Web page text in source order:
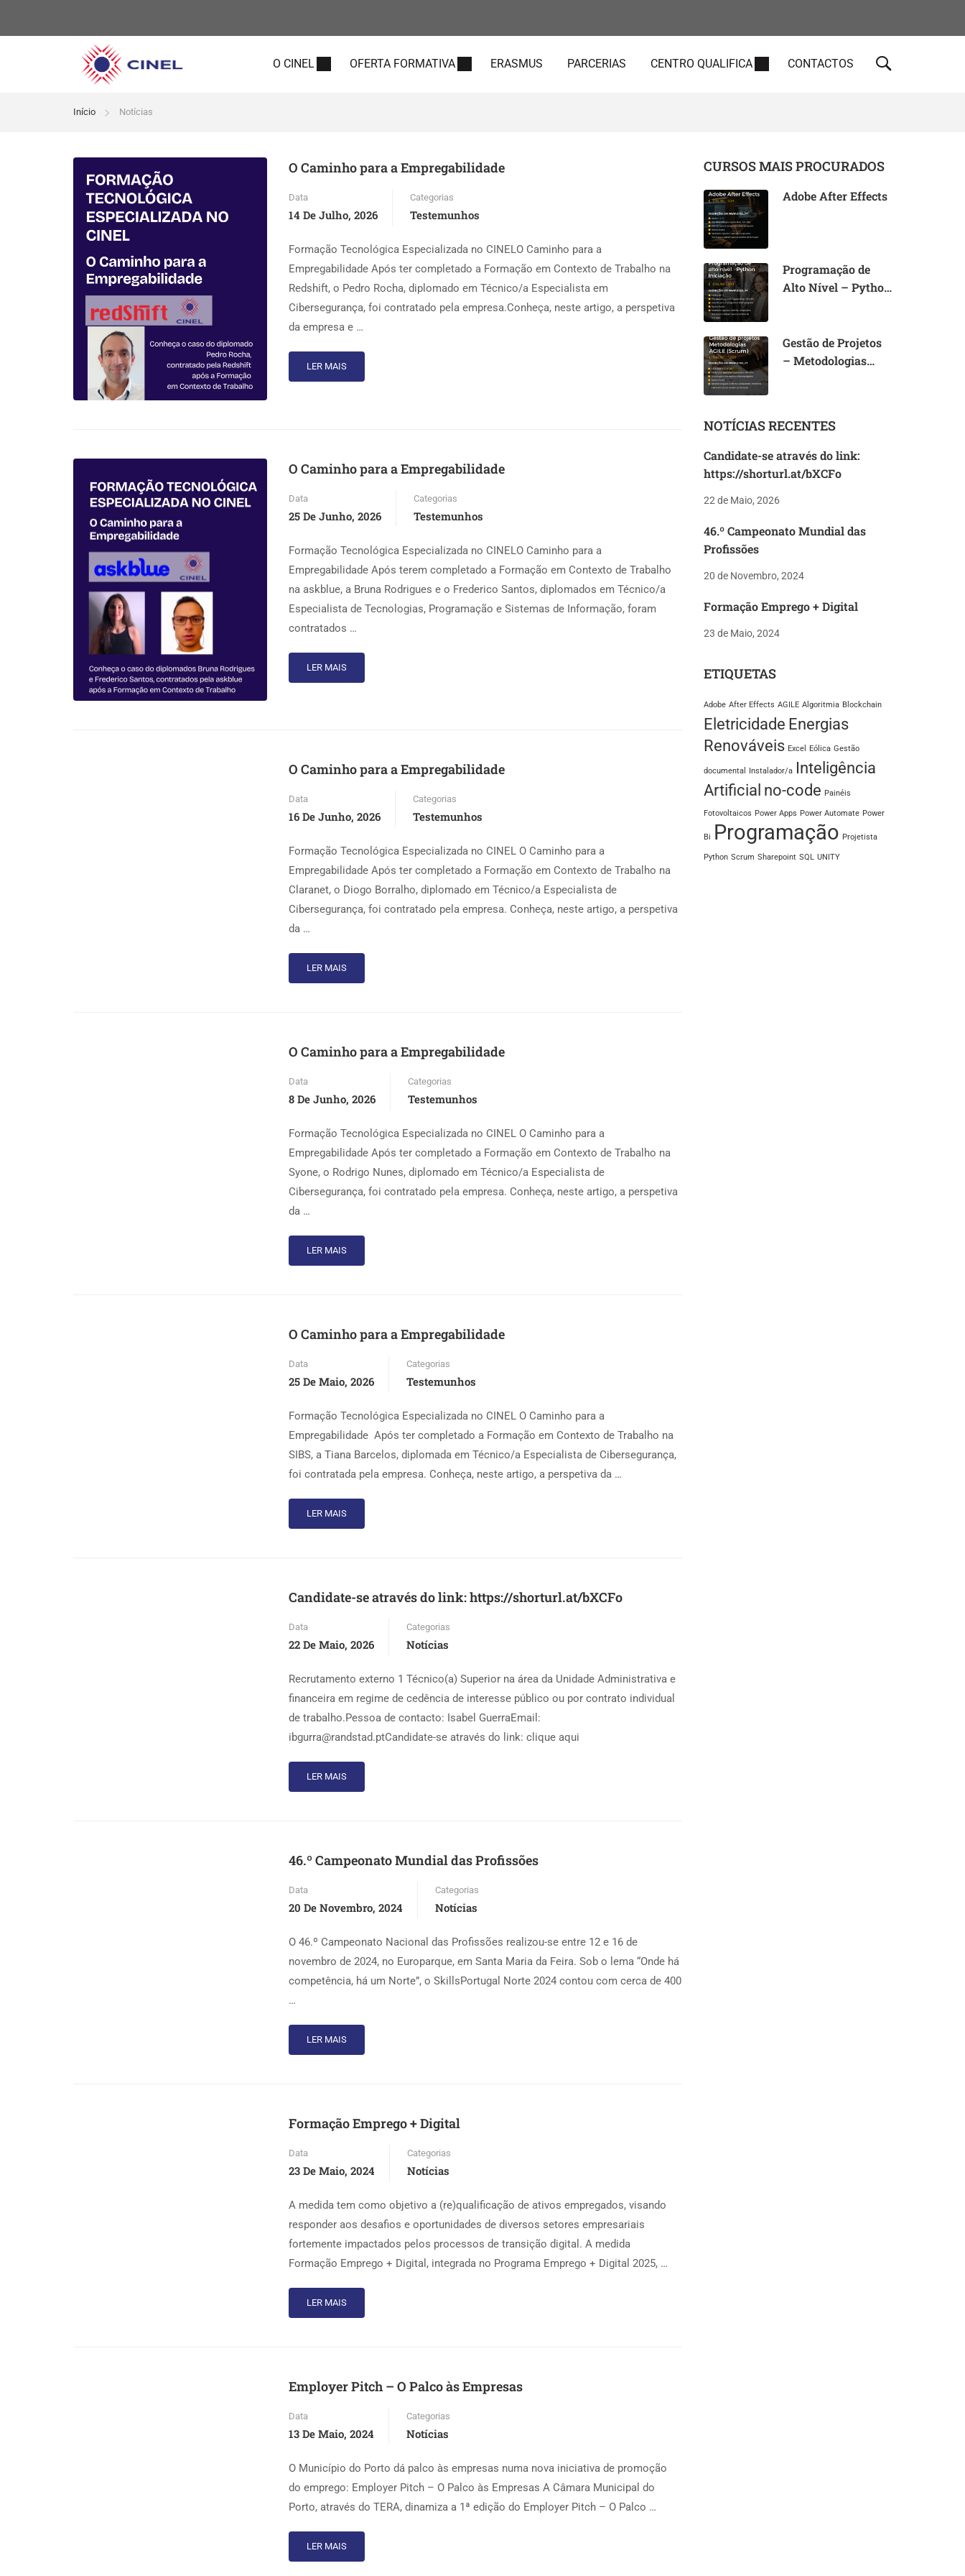
O CINEL OFERTA FORMATIVA ERASMUS PARCERIAS CENTRO QUALIFICA CONTACTOS
Início Notícias
O Caminho para a Empregabilidade
Data
14 De Julho, 2026
Categorias
Testemunhos
Formação Tecnológica Especializada no CINELO Caminho para a
Empregabilidade Após ter completado a Formação em Contexto de Trabalho na
Redshift, o Pedro Rocha, diplomado em Técnico/a Especialista em
Cibersegurança, foi contratado pela empresa.Conheça, neste artigo, a perspetiva
da empresa e …
LER MAIS
O Caminho para a Empregabilidade
Data
25 De Junho, 2026
Categorias
Testemunhos
Formação Tecnológica Especializada no CINELO Caminho para a
Empregabilidade Após terem completado a Formação em Contexto de Trabalho
na askblue, a Bruna Rodrigues e o Frederico Santos, diplomados em Técnico/a
Especialista de Tecnologias, Programação e Sistemas de Informação, foram
contratados …
LER MAIS
O Caminho para a Empregabilidade
Data
16 De Junho, 2026
Categorias
Testemunhos
Formação Tecnológica Especializada no CINEL O Caminho para a
Empregabilidade Após ter completado a Formação em Contexto de Trabalho na
Claranet, o Diogo Borralho, diplomado em Técnico/a Especialista de
Cibersegurança, foi contratado pela empresa. Conheça, neste artigo, a perspetiva
da …
LER MAIS
O Caminho para a Empregabilidade
Data
8 De Junho, 2026
Categorias
Testemunhos
Formação Tecnológica Especializada no CINEL O Caminho para a
Empregabilidade Após ter completado a Formação em Contexto de Trabalho na
Syone, o Rodrigo Nunes, diplomado em Técnico/a Especialista de
Cibersegurança, foi contratado pela empresa. Conheça, neste artigo, a perspetiva
da …
LER MAIS
O Caminho para a Empregabilidade
Data
25 De Maio, 2026
Categorias
Testemunhos
Formação Tecnológica Especializada no CINEL O Caminho para a
Empregabilidade Após ter completado a Formação em Contexto de Trabalho na
SIBS, a Tiana Barcelos, diplomada em Técnico/a Especialista de Cibersegurança,
foi contratada pela empresa. Conheça, neste artigo, a perspetiva da …
LER MAIS
Candidate-se através do link: https://shorturl.at/bXCFo
Data
22 De Maio, 2026
Categorias
Notícias
Recrutamento externo 1 Técnico(a) Superior na área da Unidade Administrativa e
financeira em regime de cedência de interesse público ou por contrato individual
de trabalho.Pessoa de contacto: Isabel GuerraEmail:
ibgurra@randstad.ptCandidate-se através do link: clique aqui
LER MAIS
46.º Campeonato Mundial das Profissões
Data
20 De Novembro, 2024
Categorias
Notícias
O 46.º Campeonato Nacional das Profissões realizou-se entre 12 e 16 de
novembro de 2024, no Europarque, em Santa Maria da Feira. Sob o lema “Onde há
competência, há um Norte”, o SkillsPortugal Norte 2024 contou com cerca de 400
…
LER MAIS
Formação Emprego + Digital
Data
23 De Maio, 2024
Categorias
Notícias
A medida tem como objetivo a (re)qualificação de ativos empregados, visando
responder aos desafios e oportunidades de diversos setores empresariais
fortemente impactados pelos processos de transição digital. A medida
Formação Emprego + Digital, integrada no Programa Emprego + Digital 2025, …
LER MAIS
Employer Pitch – O Palco às Empresas
Data
13 De Maio, 2024
Categorias
Notícias
O Município do Porto dá palco às empresas numa nova iniciativa de promoção
do emprego: Employer Pitch – O Palco às Empresas A Câmara Municipal do
Porto, através do TERA, dinamiza a 1ª edição do Employer Pitch – O Palco …
LER MAIS
CURSOS MAIS PROCURADOS
Adobe After Effects
Programação de
Alto Nível – Python
Gestão de Projetos
– Metodologias
NOTÍCIAS RECENTES
Candidate-se através do link:
https://shorturl.at/bXCFo
22 de Maio, 2026
46.º Campeonato Mundial das
Profissões
20 de Novembro, 2024
Formação Emprego + Digital
23 de Maio, 2024
ETIQUETAS
Adobe After Effects AGILE Algoritmia Blockchain
Eletricidade Energias
Renováveis Excel Eólica Gestão
documental Instalador/a Inteligência
Artificial no-code Painéis
Fotovoltaicos Power Apps Power Automate Power
Bi Programação Projetista
Python Scrum Sharepoint SQL UNITY